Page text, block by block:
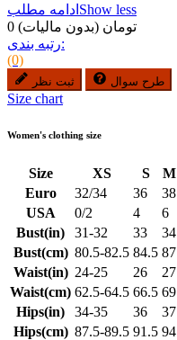
ادامه مطلب Show less
0 تومان (بدون مالیات)
رتبه بندی:
(0)
ثبت نظر طرح سوال
Size chart
Women's clothing size
Size XS S M
Euro
32/34 36 38
USA
0/2 4 6
Bust(in)
31-32 33 34
Bust(cm) 80.5-82.5 84.5 87
Waist(in) 24-25 26 27
Waist(cm) 62.5-64.5 66.5 69
Hips(in)
34-35 36 37
Hips(cm) 87.5-89.5 91.5 94